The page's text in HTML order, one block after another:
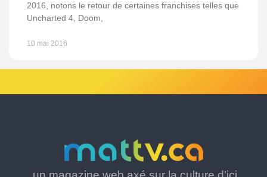
2016, notons le retour de certaines franchises telles que
Uncharted 4, Doom,
10 mai 2016